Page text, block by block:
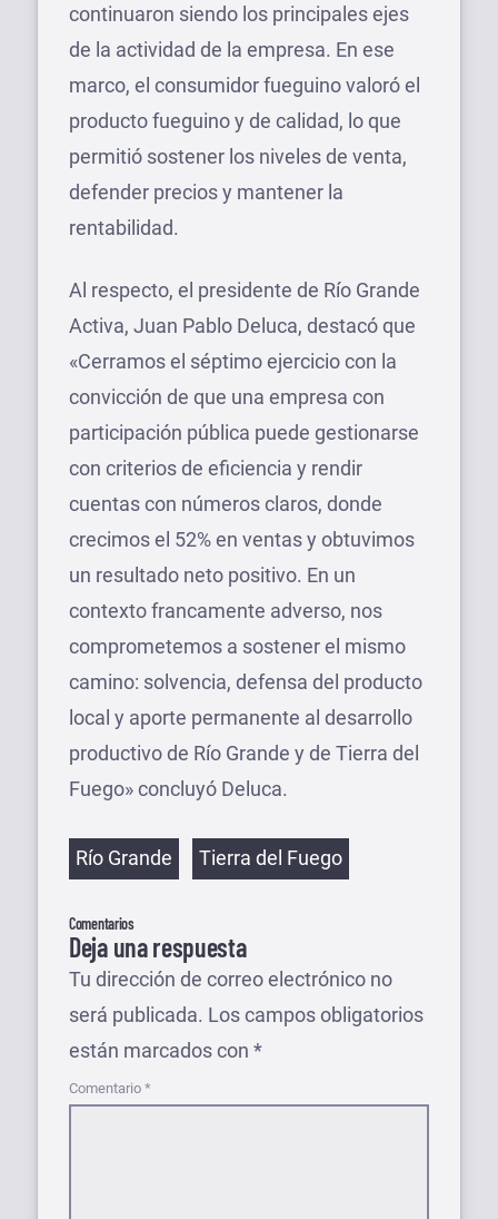
continuaron siendo los principales ejes
de la actividad de la empresa. En ese
marco, el consumidor fueguino valoró el
producto fueguino y de calidad, lo que
permitió sostener los niveles de venta,
defender precios y mantener la
rentabilidad.
Al respecto, el presidente de Río Grande
Activa, Juan Pablo Deluca, destacó que
«Cerramos el séptimo ejercicio con la
convicción de que una empresa con
participación pública puede gestionarse
con criterios de eficiencia y rendir
cuentas con números claros, donde
crecimos el 52% en ventas y obtuvimos
un resultado neto positivo. En un
contexto francamente adverso, nos
comprometemos a sostener el mismo
camino: solvencia, defensa del producto
local y aporte permanente al desarrollo
productivo de Río Grande y de Tierra del
Fuego» concluyó Deluca.
Etiquetas
Río Grande Tierra del Fuego
Comentarios
Deja una respuesta
Tu dirección de correo electrónico no
será publicada. Los campos obligatorios
están marcados con *
Comentario *